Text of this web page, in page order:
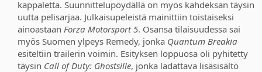
kappaletta. Suunnittelupöydällä on myös kahdeksan täysin
uutta pelisarjaa. Julkaisupeleistä mainittiin toistaiseksi
ainoastaan Forza Motorsport 5. Osansa tilaisuudessa sai
myös Suomen ylpeys Remedy, jonka Quantum Breakia
esiteltiin trailerin voimin. Esityksen loppuosa oli pyhitetty
täysin Call of Duty: Ghostsille, jonka ladattava lisäsisältö